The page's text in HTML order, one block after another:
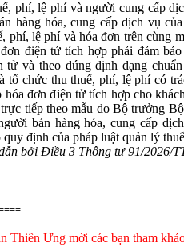
phí, lệ phí và người cung cấp
hàng hóa, cung cấp dịch vụ
phí, lệ phí và hóa đơn trên cùng
điện tử tích hợp phải đảm
và theo đúng định dạng chuẩn
tổ chức thu thuế, phí, lệ phí có
đơn điện tử tích hợp cho
tiếp theo mẫu do Bộ trưởng
bán hàng hóa, cung cấp
định của pháp luật quản lý
bởi Điều 3 Thông tư 91/2026/
Thiên Ưng mời các bạn tham